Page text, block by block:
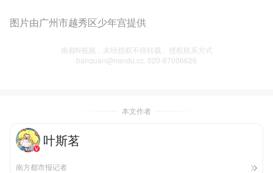
图片由广州市越秀区少年宫提供
南都N视频，未经授权不得转载、授权联系方式
banquan@nandu.cc. 020-87006626
本文作者
叶斯茗
南方都市报记者